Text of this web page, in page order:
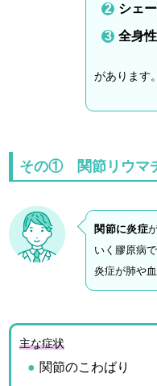
シェ
全身
があります。
その① 関節リウマ
関節に炎症
いく膠原病で
炎症が肺や
主な症状
関節のこわばり